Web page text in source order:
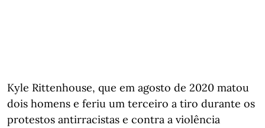
Kyle Rittenhouse, que em agosto de 2020 matou
dois homens e feriu um terceiro a tiro durante os
protestos antirracistas e contra a violência